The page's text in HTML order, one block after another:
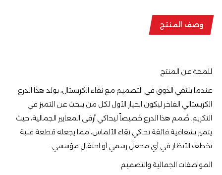
وصف المنتج
للمحة عن المنتج
​عندما يلتقي الذوق في التصميم مع نقاء الكريستال، يولد هذا الدرع
الكريستالي الفاخر ليكون الخيار الأول لكل من يبحث عن التميز في
التكريم. صُمم هذا الدرع خصيصاً ليحاكي أرقى المعايير الجمالية، حيث
يتميز بشفافية فائقة تحاكي نقاء الألماس، مما يجعله قطعة فنية
تخطف الأنظار في أي محفل رسمي أو احتفال مؤسسي.
​المواصفات الجمالية والتصميم